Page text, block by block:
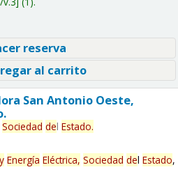
reserva
al carrito
San Antonio Oeste,
Sociedad del Estado.
y Energía Eléctrica, Sociedad del Estado,